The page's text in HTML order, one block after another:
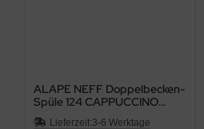
ALAPE NEFF Doppelbecken-
Spüle 124 CAPPUCCINO
92x50,5 cm
Lieferzeit:3-6 Werktage